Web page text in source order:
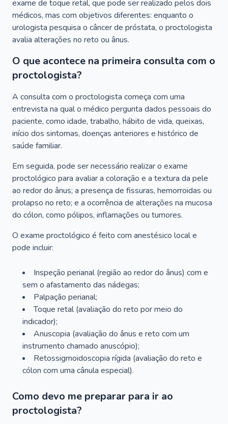
exame de toque retal, que pode ser realizado pelos dois
médicos, mas com objetivos diferentes: enquanto o
urologista pesquisa o câncer de próstata, o proctologista
avalia alterações no reto ou ânus.
O que acontece na primeira consulta com o
proctologista?
A consulta com o proctologista começa com uma
entrevista na qual o médico pergunta dados pessoais do
paciente, como idade, trabalho, hábito de vida, queixas,
início dos sintomas, doenças anteriores e histórico de
saúde familiar.
Em seguida, pode ser necessário realizar o exame
proctológico para avaliar a coloração e a textura da pele
ao redor do ânus; a presença de fissuras, hemorroidas ou
prolapso no reto; e a ocorrência de alterações na mucosa
do cólon, como pólipos, inflamações ou tumores.
O exame proctológico é feito com anestésico local e
pode incluir:
Inspeção perianal (região ao redor do ânus) com e
sem o afastamento das nádegas;
Palpação perianal;
Toque retal (avaliação do reto por meio do
indicador);
Anuscopia (avaliação do ânus e reto com um
instrumento chamado anuscópio);
Retossigmoidoscopia rígida (avaliação do reto e
cólon com uma cânula especial).
Como devo me preparar para ir ao
proctologista?